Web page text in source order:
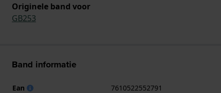
Originele band voor
GB253
Band informatie
Ean
7610522552791